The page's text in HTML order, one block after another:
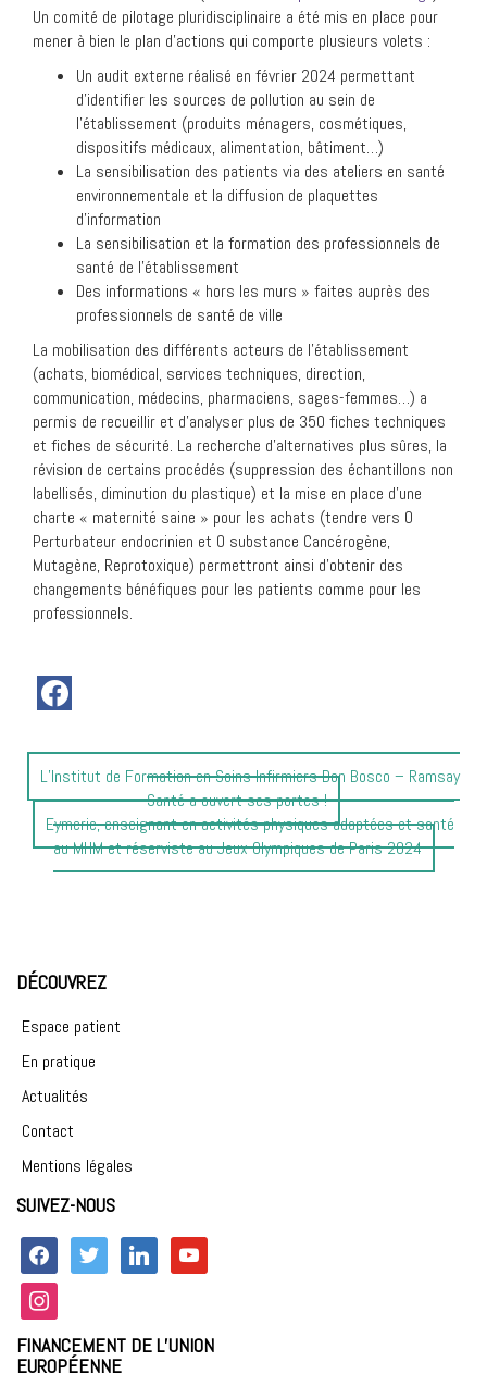
Un comité de pilotage pluridisciplinaire a été mis en place pour
mener à bien le plan d’actions qui comporte plusieurs volets :
Un audit externe réalisé en février 2024 permettant
d’identifier les sources de pollution au sein de
l’établissement (produits ménagers, cosmétiques,
dispositifs médicaux, alimentation, bâtiment…)
La sensibilisation des patients via des ateliers en santé
environnementale et la diffusion de plaquettes
d’information
La sensibilisation et la formation des professionnels de
santé de l’établissement
Des informations « hors les murs » faites auprès des
professionnels de santé de ville
La mobilisation des différents acteurs de l’établissement
(achats, biomédical, services techniques, direction,
communication, médecins, pharmaciens, sages-femmes…) a
permis de recueillir et d’analyser plus de 350 fiches techniques
et fiches de sécurité. La recherche d’alternatives plus sûres, la
révision de certains procédés (suppression des échantillons non
labellisés, diminution du plastique) et la mise en place d’une
charte « maternité saine » pour les achats (tendre vers 0
Perturbateur endocrinien et 0 substance Cancérogène,
Mutagène, Reprotoxique) permettront ainsi d’obtenir des
changements bénéfiques pour les patients comme pour les
professionnels.
Article
précédent
L’Institut de Formation en Soins Infirmiers Don Bosco – Ramsay
Santé a ouvert ses portes !
Article
suivant
Eymeric, enseignant en activités physiques adaptées et santé
au MHM et réserviste au Jeux Olympiques de Paris 2024
DÉCOUVREZ
Espace patient
En pratique
Actualités
Contact
Mentions légales
SUIVEZ-NOUS
facebook twitter linkedin
youtube
instagram
FINANCEMENT DE L’UNION
EUROPÉENNE